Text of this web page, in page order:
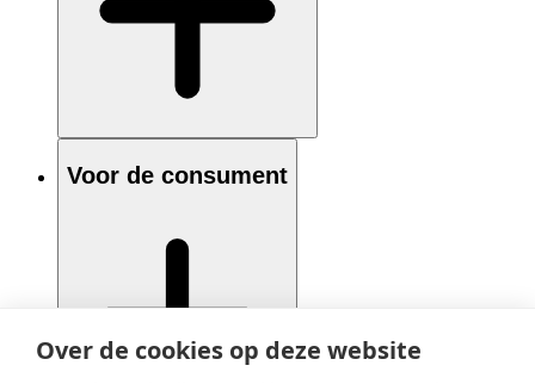
Over de cookies op deze website
Voor de consument